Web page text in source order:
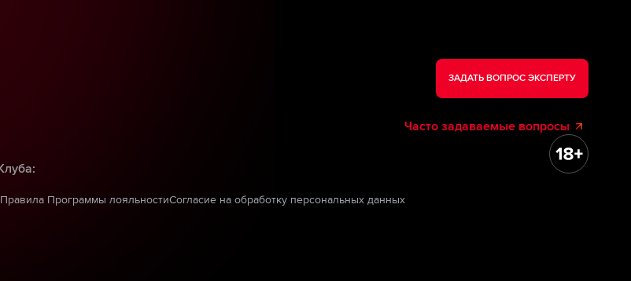
ЗАДАТЬ ВОПРОС ЭКСПЕРТУ
Часто задаваемые вопросы
Правила Программы лояльностиСогласие на обработку персональных данных